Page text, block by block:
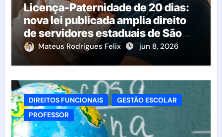
Licença-Paternidade de 20 dias:
nova lei publicada amplia direito
de servidores estaduais de São
PauloMateus Rodrigues Felix jun 8, 2026
DIREITOS FUNCIONAIS
GESTÃO ESCOLAR
PROFESSOR